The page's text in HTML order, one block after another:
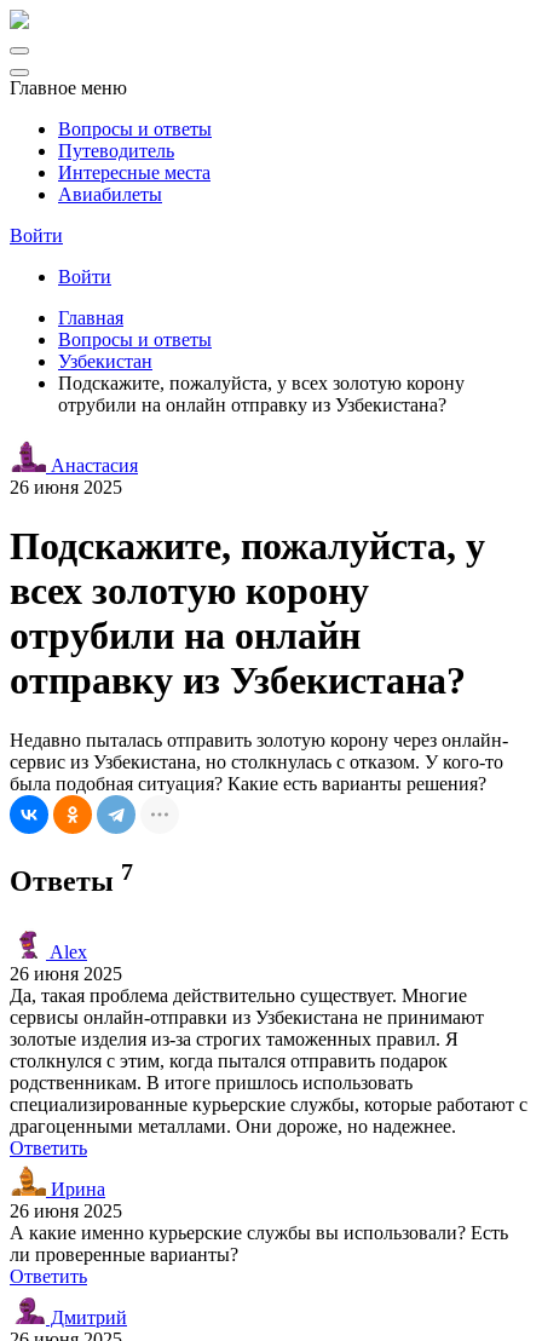
Главное меню
Вопросы и ответы
Путеводитель
Интересные места
Авиабилеты
Войти
Войти
Главная
Вопросы и ответы
Узбекистан
Подскажите, пожалуйста, у всех золотую корону
отрубили на онлайн отправку из Узбекистана?
Анастасия
26 июня 2025
Подскажите, пожалуйста, у
всех золотую корону
отрубили на онлайн
отправку из Узбекистана?
Недавно пыталась отправить золотую корону через онлайн-
сервис из Узбекистана, но столкнулась с отказом. У кого-то
была подобная ситуация? Какие есть варианты решения?
Ответы 7
Alex
26 июня 2025
Да, такая проблема действительно существует. Многие
сервисы онлайн-отправки из Узбекистана не принимают
золотые изделия из-за строгих таможенных правил. Я
столкнулся с этим, когда пытался отправить подарок
родственникам. В итоге пришлось использовать
специализированные курьерские службы, которые работают с
драгоценными металлами. Они дороже, но надежнее.
Ответить
Ирина
26 июня 2025
А какие именно курьерские службы вы использовали? Есть
ли проверенные варианты?
Ответить
Дмитрий